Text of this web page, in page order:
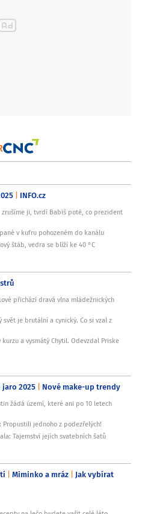
INFO.cz
zrušíme ji, tvrdí Babiš poté, co prezident
v kufru pohozeném do kanálu
štáb, vedra se blíží ke 40 °C
přichází dravá vlna mládežnických
je brutální a cynický. Co si vzal z
a vysmátý Chytil. Odevzdal Priske
2025 Nové make-up trendy
žádá území, které ani po 10 letech
jednoho z podezřelých!
Tajemství jejích svatebních šatů
Miminko a mráz Jak vybírat